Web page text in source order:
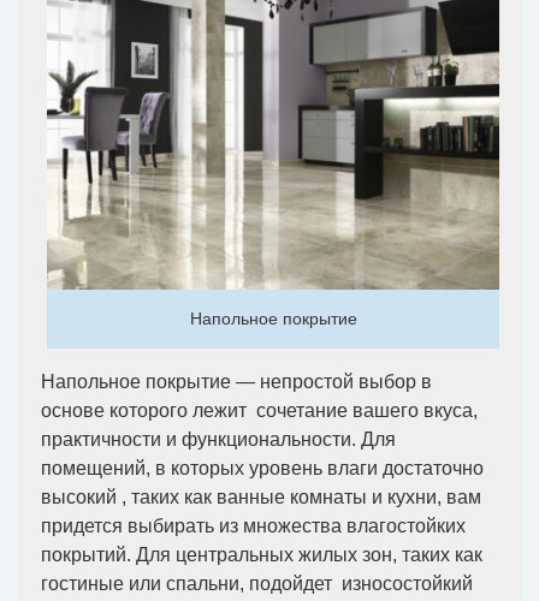
Напольное покрытие
Напольное покрытие — непростой выбор в
основе которого лежит сочетание вашего вкуса,
практичности и функциональности. Для
помещений, в которых уровень влаги достаточно
высокий , таких как ванные комнаты и кухни, вам
придется выбирать из множества влагостойких
покрытий. Для центральных жилых зон, таких как
гостиные или спальни, подойдет износостойкий